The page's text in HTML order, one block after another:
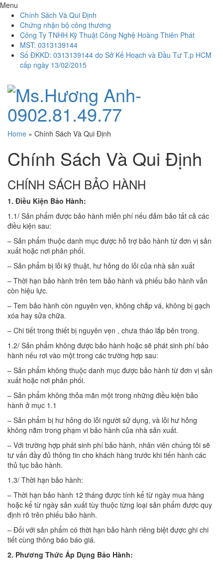
Menu
Chính Sách Và Qui Định
Chứng nhận bộ công thương
Công Ty TNHH Kỹ Thuật Công Nghệ Hoàng Thiên Phát
MST: 0313139144
Số ĐKKD: 0313139144 do Sở Kế Hoạch và Đầu Tư T.p HCM
cấp ngày 13/02/2015
Home » Chính Sách Và Qui Định
Chính Sách Và Qui Định
CHÍNH SÁCH BẢO HÀNH
1. Điều Kiện Bảo Hành:
1.1/ Sản phẩm được bảo hành miễn phí nếu đảm bảo tất cả các
điều kiện sau:
– Sản phẩm thuộc danh mục được hỗ trợ bảo hành từ đơn vị sản
xuất hoặc nơi phân phối.
– Sản phẩm bị lỗi kỹ thuật, hư hỏng do lỗi của nhà sản xuất
– Thời hạn bảo hành trên tem bảo hành và phiếu bảo hành vẫn
còn hiệu lực.
– Tem bảo hành còn nguyên vẹn, không chắp vá, không bị gạch
xóa hay sửa chữa.
– Chi tiết trong thiết bị nguyên vẹn , chưa tháo lắp bên trong.
1.2/ Sản phẩm không được bảo hành hoặc sẽ phát sinh phí bảo
hành nếu rơi vào một trong các trường hợp sau:
– Sản phẩm không thuộc danh mục được bảo hành từ đơn vị sản
xuất hoặc nơi phân phối.
– Sản phẩm không thỏa mãn một trong những điều kiện bảo
hành ở mục 1.1
– Sản phẩm bị hư hỏng do lỗi người sử dụng, và lỗi hư hỏng
không nằm trong phạm vi bảo hành của nhà sản xuất.
– Với trường hợp phát sinh phí bảo hành, nhân viên chúng tôi sẽ
tư vấn đầy đủ thông tin cho khách hàng trước khi tiến hành các
thủ tục bảo hành.
1.3/ Thời hạn bảo hành:
– Thời hạn bảo hành 12 tháng được tính kể từ ngày mua hàng
hoặc kể từ ngày sản xuất tùy thuộc từng loại sản phẩm được quy
định rõ trên phiếu bảo hành.
– Đối với sản phẩm có thời hạn bảo hành riêng biệt được ghi chi
tiết cùng thông báo báo giá.
2. Phương Thức Áp Dụng Bảo Hành: